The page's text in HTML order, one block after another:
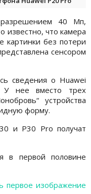
40 Мп,
известно, что камера
картинки без потери
сенсором
сведения о Huawei
нее вместо трех
устройства
форму.
и P30 Pro получат
в первой половине
первое изображение